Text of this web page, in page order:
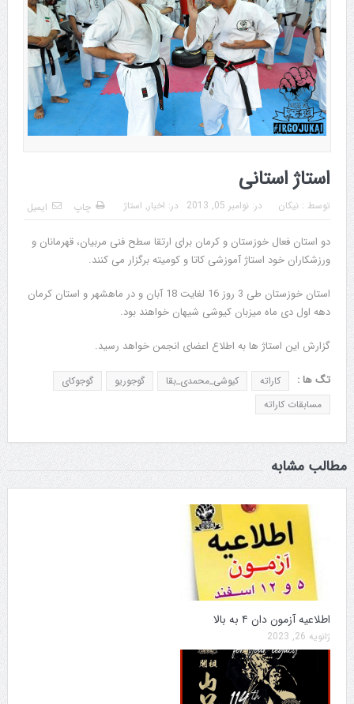
استاژ استانی
توسط : نیکان در: نوامبر 05, 2013 در: اخبار, استاژ چاپ ایمیل
دو استان فعال خوزستان و کرمان برای ارتقا سطح فنی مربیان، قهرمانان و
ورزشکاران خود استاژ آموزشی کاتا و کومیته برگزار می کنند.
استان خوزستان طی 3 روز 16 لغایت 18 آبان و در ماهشهر و استان کرمان
دهه اول دی ماه میزبان کیوشی شیهان خواهند بود.
گزارش این استاژ ها به اطلاع اعضای انجمن خواهد رسید.
تگ ها : کاراته کیوشی_محمدی_بقا گوجوریو
گوجوکای
مسابقات کاراته
مطالب مشابه
اطلاعیه آزمون دان ۴ به بالا
ژانویه 26, 2023